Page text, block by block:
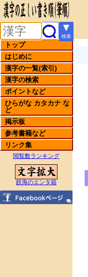
▼
検索
トップ
はじめに
漢字の一覧(索引)
漢字の検索
ポイントなど
ひらがな カタカナ な
ど
掲示板
参考書籍など
リンク集
閲覧数ランキング
鉄海のエンタ箱